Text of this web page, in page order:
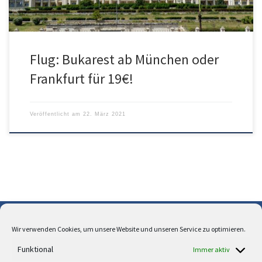
Wir verwenden Cookies, um unsere Website und unseren Service zu optimieren.
Funktional Immer aktiv
Flug: Bukarest ab München oder
Frankfurt für 19€!
Veröffentlicht am 22. März 2021
Über uns